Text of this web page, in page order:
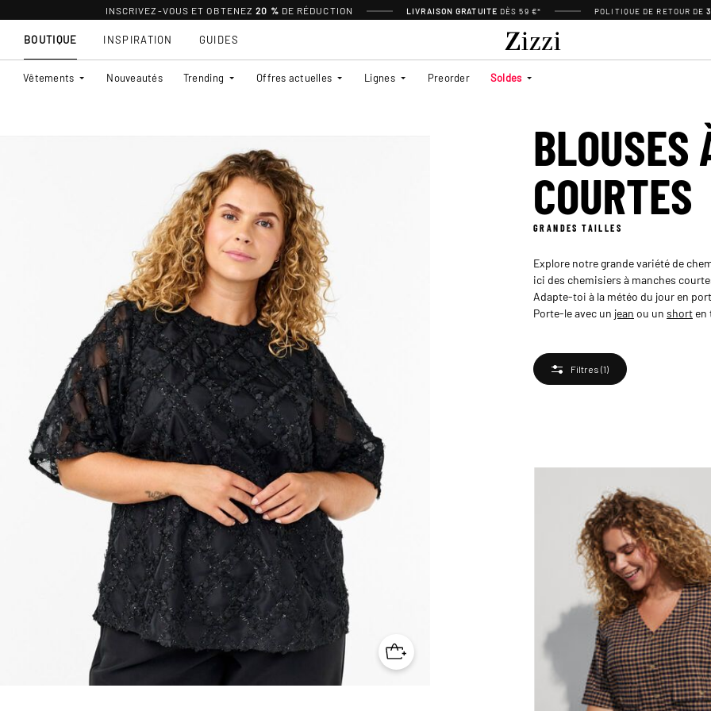
INSCRIVEZ-VOUS ET OBTENEZ 20 % DE RÉDUCTION LIVRAISON GRATUITE DÈS 59 €* POLITIQUE DE RETOUR DE
BOUTIQUE
Vêtements Nouveautés Trending Offres actuelles Lignes Preorder Soldes
INSPIRATION GUIDES
BLOUSES
COURTES
GRANDES TAILLES
Explore notre grande variété de
ici des chemisiers à manches
Adapte-toi à la météo du jour en
Porte-le avec un jean ou un short en
Filtres (1)